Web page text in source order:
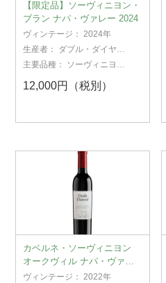
【限定品】ソーヴィニヨン・
ブラン ナパ・ヴァレー 2024
ヴィンテージ：2024年
生産者： ダブル・ダイヤモ
ンド
主要品種： ソーヴィニヨ
12,000円（税別）
カベルネ・ソーヴィニヨン
オークヴィル ナパ・ヴァレ
ー375ml 2022
ヴィンテージ：2022年